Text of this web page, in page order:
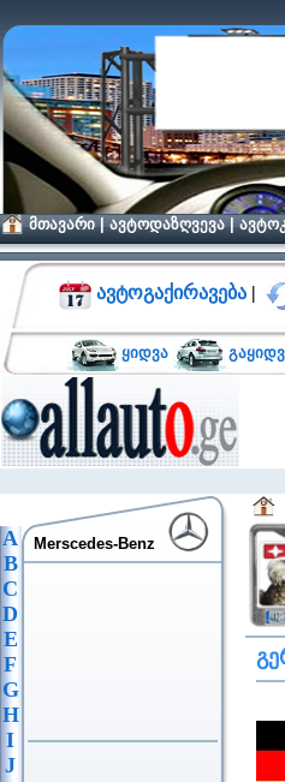
მთავარი|ავტოდაზღვევა|
ავტოგაქირავება |
ყიდვა
A
B
C
D
E
F
G
H
I
J
Merscedes-Benz